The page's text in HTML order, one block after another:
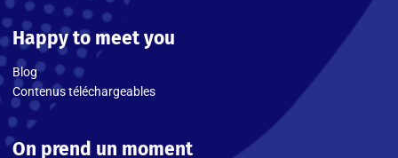
Happy to meet you
Blog
Contenus téléchargeables
On prend un moment